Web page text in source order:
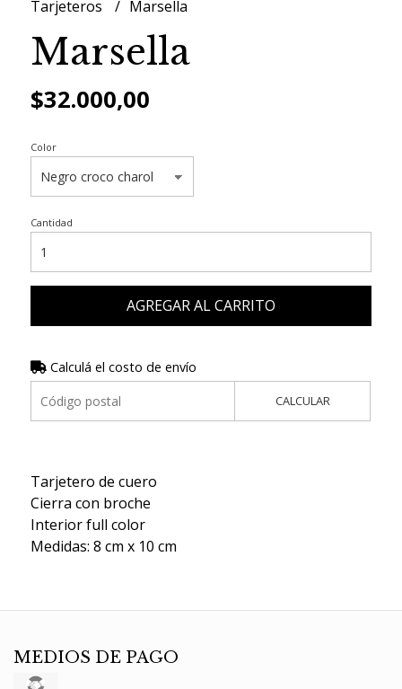
Tarjeteros
Marsella
Marsella
$32.000,00
Color
Cantidad
AGREGAR AL CARRITO
Calculá el costo de envío
CALCULAR
Tarjetero de cuero
Cierra con broche
Interior full color
Medidas: 8 cm x 10 cm
MEDIOS DE PAGO